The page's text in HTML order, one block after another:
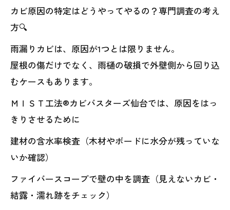
カビ原因の特定はどうやってやるの？専門調査の考え
方🔍
雨漏りカビは、原因が1つとは限りません。
屋根の傷だけでなく、雨樋の破損で外壁側から回り込
むケースもあります。
ＭＩＳＴ工法®カビバスターズ仙台では、原因をはっ
きりさせるために
建材の含水率検査（木材やボードに水分が残っていな
いか確認）
ファイバースコープで壁の中を調査（見えないカビ・
結露・濡れ跡をチェック）